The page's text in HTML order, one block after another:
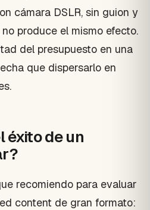
cámara DSLR, sin guion y
produce el mismo efecto.
del presupuesto en una
que dispersarlo en
éxito de un
recomiendo para evaluar
content de gran formato: